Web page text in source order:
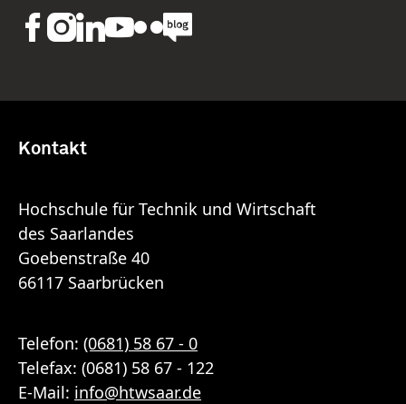
Kontakt
Hochschule für Technik und Wirtschaft
des Saarlandes
Goebenstraße 40
66117 Saarbrücken
Telefon: (0681) 58 67 - 0
Telefax: (0681) 58 67 - 122
E-Mail: info@htwsaar.de